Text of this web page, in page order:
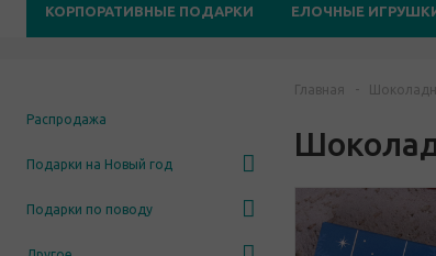
КОРПОРАТИВНЫЕ ПОДАРКИ ЕЛОЧНЫЕ
Распродажа
Подарки на Новый год
Подарки по поводу
Главная -